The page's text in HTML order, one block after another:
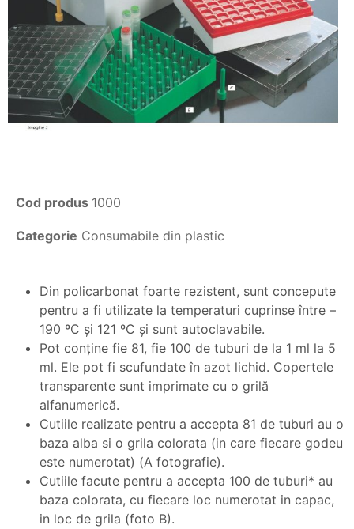
Cod produs 1000
Categorie Consumabile din plastic
Din policarbonat foarte rezistent, sunt concepute
pentru a fi utilizate la temperaturi cuprinse între –
190 ºC și 121 ºC și sunt autoclavabile.
Pot conține fie 81, fie 100 de tuburi de la 1 ml la 5
ml. Ele pot fi scufundate în azot lichid. Copertele
transparente sunt imprimate cu o grilă
alfanumerică.
Cutiile realizate pentru a accepta 81 de tuburi au o
baza alba si o grila colorata (in care fiecare godeu
este numerotat) (A fotografie).
Cutiile facute pentru a accepta 100 de tuburi* au
baza colorata, cu fiecare loc numerotat in capac,
in loc de grila (foto B).